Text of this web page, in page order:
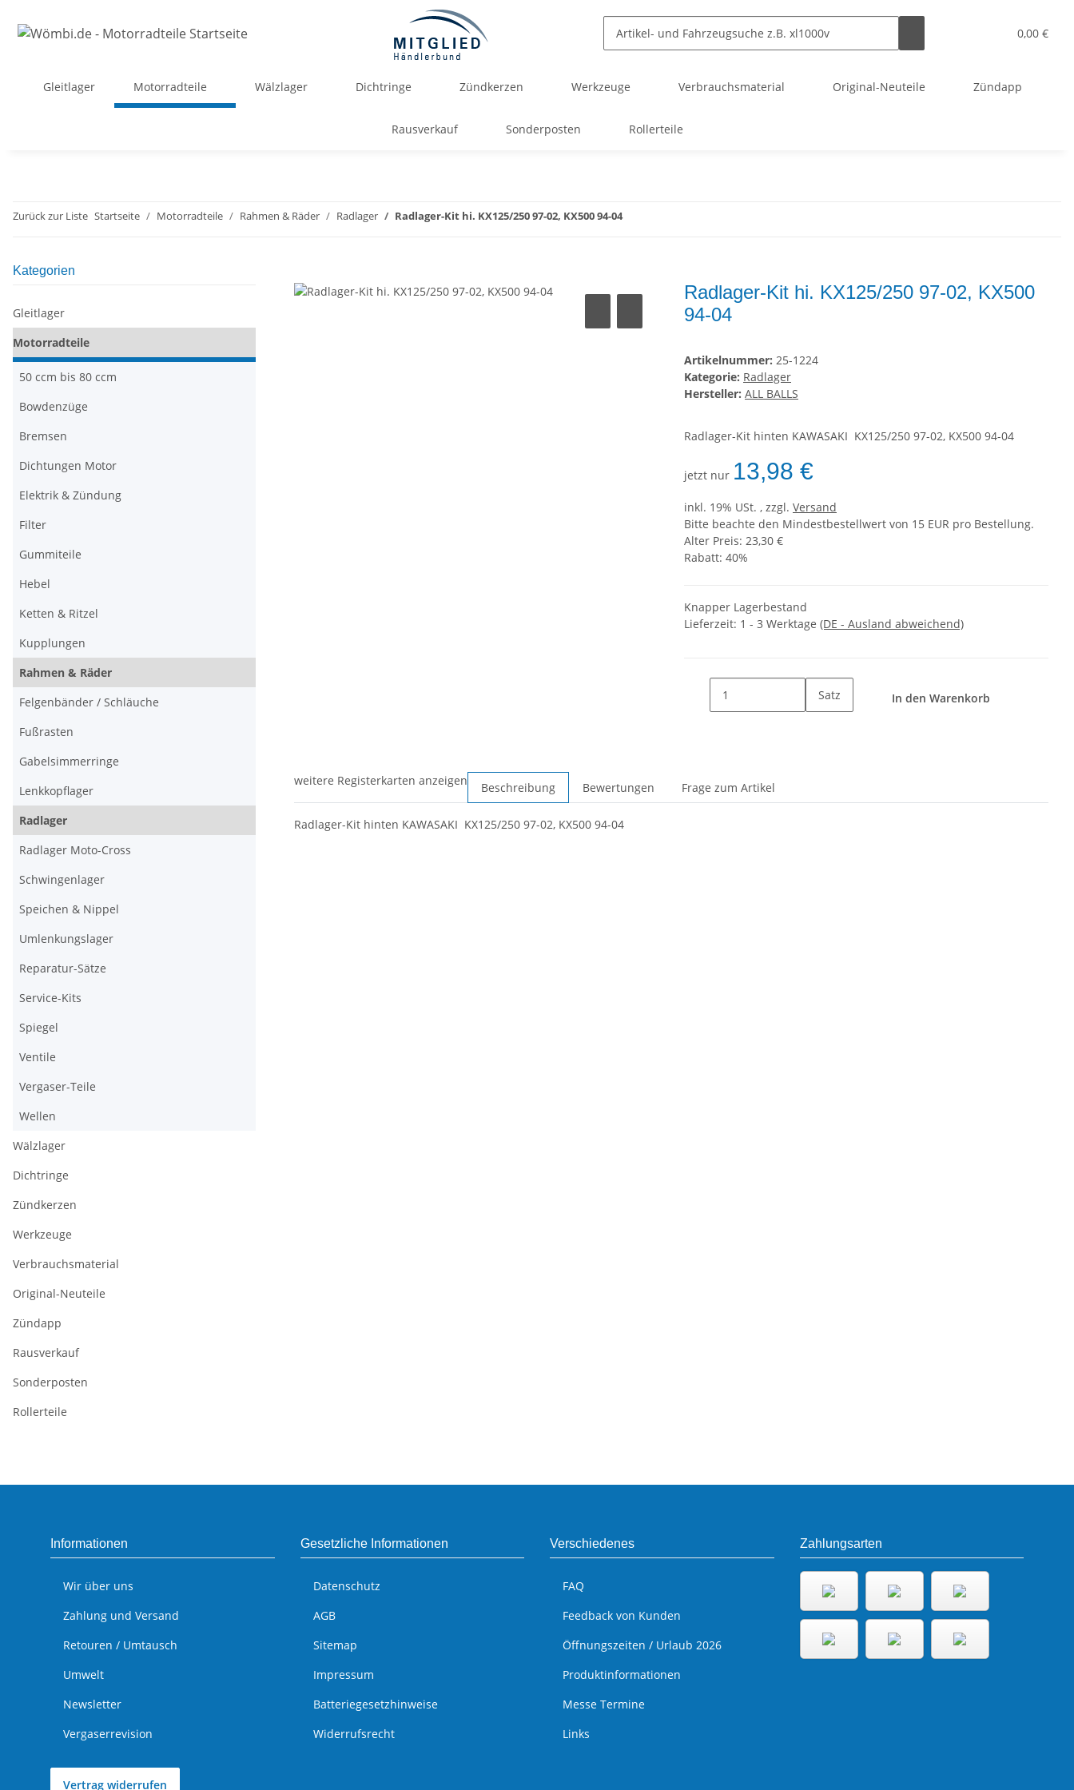
0,00 €
Gleitlager Motorradteile Wälzlager Dichtringe Zündkerzen Werkzeuge Verbrauchsmaterial Original-Neuteile Zündapp
Rausverkauf Sonderposten Rollerteile
Zurück zur Liste Startseite Motorradteile Rahmen & Räder Radlager Radlager-Kit hi. KX125/250 97-02, KX500 94-04
Radlager-Kit hi. KX125/250 97-02, KX500
94-04
Artikelnummer: 25-1224
Kategorie: Radlager
Hersteller: ALL BALLS
Radlager-Kit hinten KAWASAKI KX125/250 97-02, KX500 94-04
jetzt nur 13,98 €
inkl. 19% USt. , zzgl. Versand
Bitte beachte den Mindestbestellwert von 15 EUR pro Bestellung.
Alter Preis: 23,30 €
Rabatt: 40%
Knapper Lagerbestand
Lieferzeit: 1 - 3 Werktage (DE - Ausland abweichend)
Satz In den Warenkorb
weitere Registerkarten anzeigen Beschreibung Bewertungen Frage zum Artikel
Radlager-Kit hinten KAWASAKI KX125/250 97-02, KX500 94-04
Kategorien
Gleitlager
Motorradteile
50 ccm bis 80 ccm
Bowdenzüge
Bremsen
Dichtungen Motor
Elektrik & Zündung
Filter
Gummiteile
Hebel
Ketten & Ritzel
Kupplungen
Rahmen & Räder
Felgenbänder / Schläuche
Fußrasten
Gabelsimmerringe
Lenkkopflager
Radlager
Radlager Moto-Cross
Schwingenlager
Speichen & Nippel
Umlenkungslager
Reparatur-Sätze
Service-Kits
Spiegel
Ventile
Vergaser-Teile
Wellen
Wälzlager
Dichtringe
Zündkerzen
Werkzeuge
Verbrauchsmaterial
Original-Neuteile
Zündapp
Rausverkauf
Sonderposten
Rollerteile
Informationen
Wir über uns
Zahlung und Versand
Retouren / Umtausch
Umwelt
Newsletter
Vergaserrevision
Gesetzliche Informationen
Datenschutz
AGB
Sitemap
Impressum
Batteriegesetzhinweise
Widerrufsrecht
Verschiedenes
FAQ
Feedback von Kunden
Öffnungszeiten / Urlaub 2026
Produktinformationen
Messe Termine
Links
Zahlungsarten
Vertrag widerrufen